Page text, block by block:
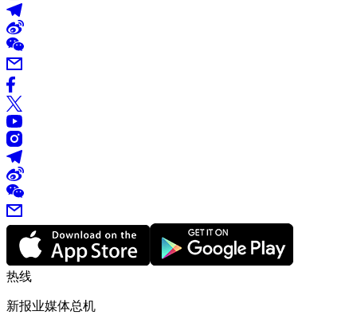
热线
新报业媒体总机